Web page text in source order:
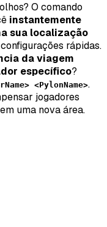
O comando
instantemente
sua localização
rápidas.
da viagem
específico?
<PylonName>.
jogadores
uma nova área.